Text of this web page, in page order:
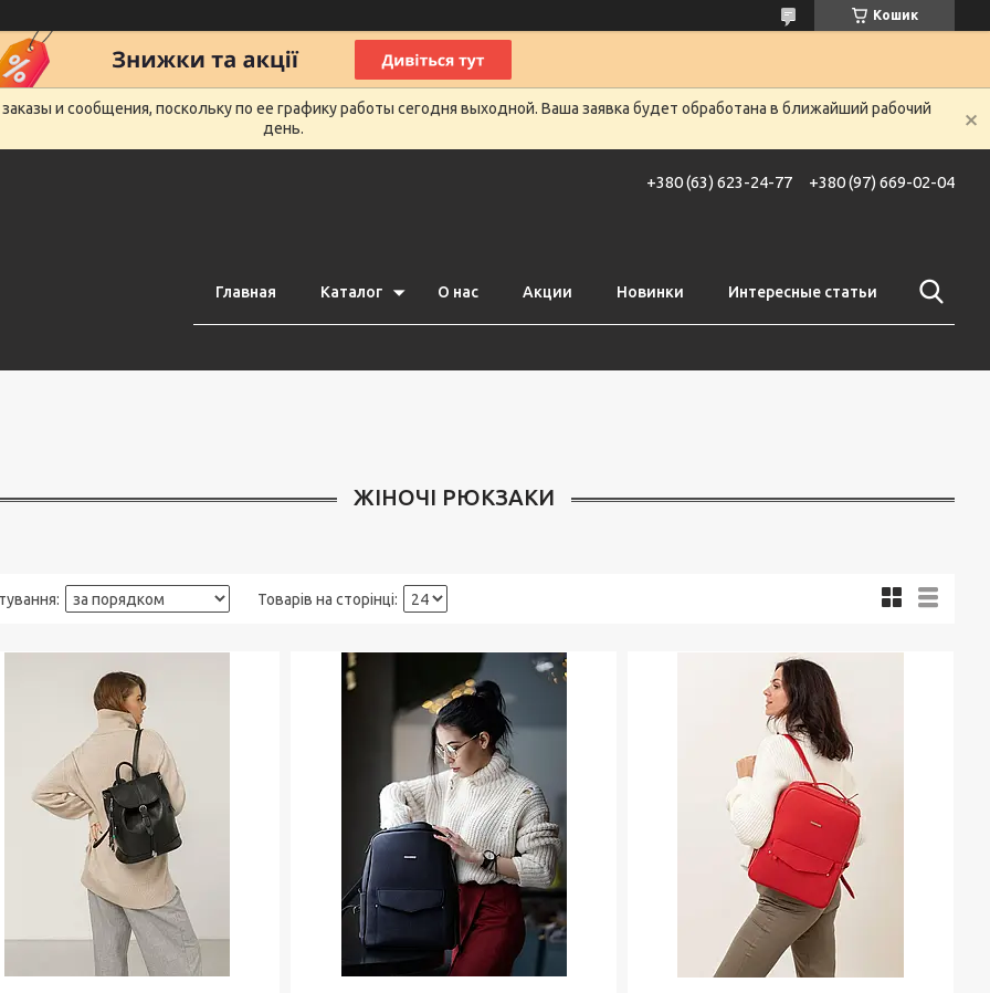
Кошик
и сообщения, поскольку по ее графику работы сегодня выходной. Ваша заявка будет обработана в ближайший рабочий
день.
+380 (63) 623-24-77 +380 (97) 669-02-04
Главная Каталог О нас Акции Новинки Интересные статьи
ЖІНОЧІ РЮКЗАКИ